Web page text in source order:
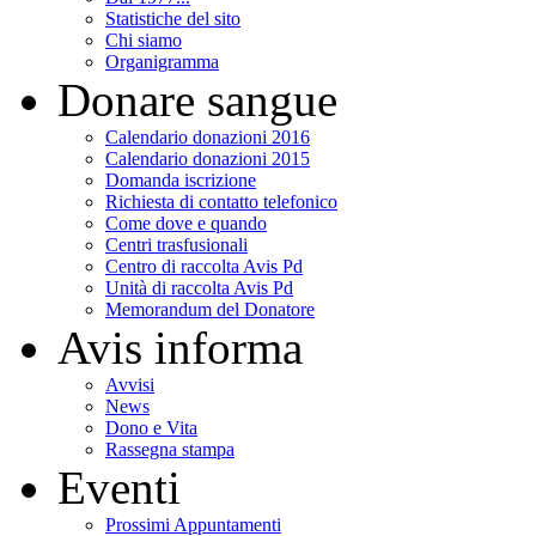
Statistiche del sito
Chi siamo
Organigramma
Donare sangue
Calendario donazioni 2016
Calendario donazioni 2015
Domanda iscrizione
Richiesta di contatto telefonico
Come dove e quando
Centri trasfusionali
Centro di raccolta Avis Pd
Unità di raccolta Avis Pd
Memorandum del Donatore
Avis informa
Avvisi
News
Dono e Vita
Rassegna stampa
Eventi
Prossimi Appuntamenti